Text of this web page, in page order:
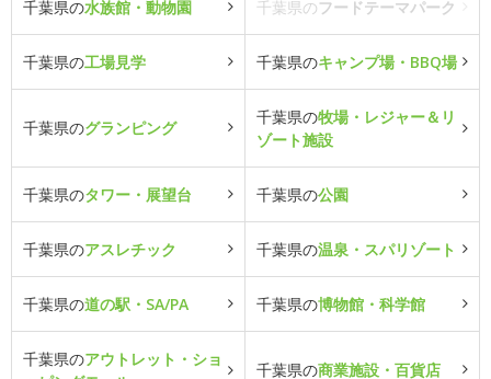
千葉県の水族館・動物園 千葉県のフードテーマパーク
千葉県の工場見学 千葉県のキャンプ場・BBQ場
千葉県のグランピング
千葉県の牧場・レジャー＆リ
ゾート施設
千葉県のタワー・展望台 千葉県の公園
千葉県のアスレチック 千葉県の温泉・スパリゾート
千葉県の道の駅・SA/PA 千葉県の博物館・科学館
千葉県のアウトレット・ショ
千葉県の商業施設・百貨店